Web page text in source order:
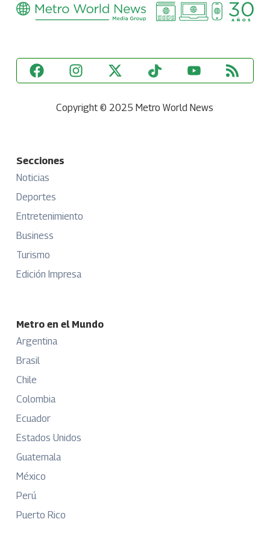
Copyright © 2025 Metro World News
Secciones
Noticias
Deportes
Entretenimiento
Business
Turismo
Edición Impresa
Metro en el Mundo
Argentina
Brasil
Chile
Colombia
Ecuador
Estados Unidos
Guatemala
México
Perú
Puerto Rico